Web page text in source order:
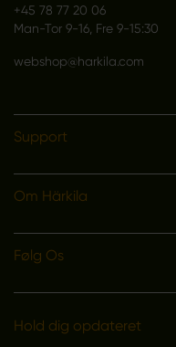
+45 78 77 20 06
Man-Tor 9-16, Fre 9-15:30
webshop@harkila.com
Support
Om Härkila
Følg Os
Hold dig opdateret